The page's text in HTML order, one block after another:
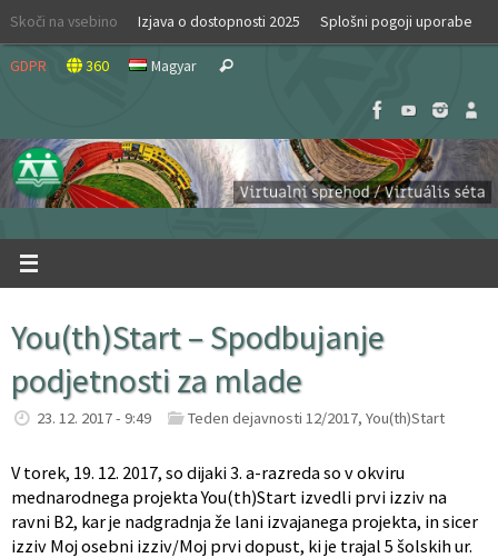
Skip
content
Skoči na vsebino Izjava o dostopnosti 2025 Splošni pogoji uporabe
GDPR 360 Magyar Search
You(th)Start – Spodbujanje
podjetnosti za mlade
23. 12. 2017 - 9:49 Teden dejavnosti 12/2017, You(th)Start
V torek, 19. 12. 2017, so dijaki 3. a-razreda so v okviru
mednarodnega projekta You(th)Start izvedli prvi izziv na
ravni B2, kar je nadgradnja že lani izvajanega projekta, in sicer
izziv Moj osebni izziv/Moj prvi dopust, ki je trajal 5 šolskih ur.